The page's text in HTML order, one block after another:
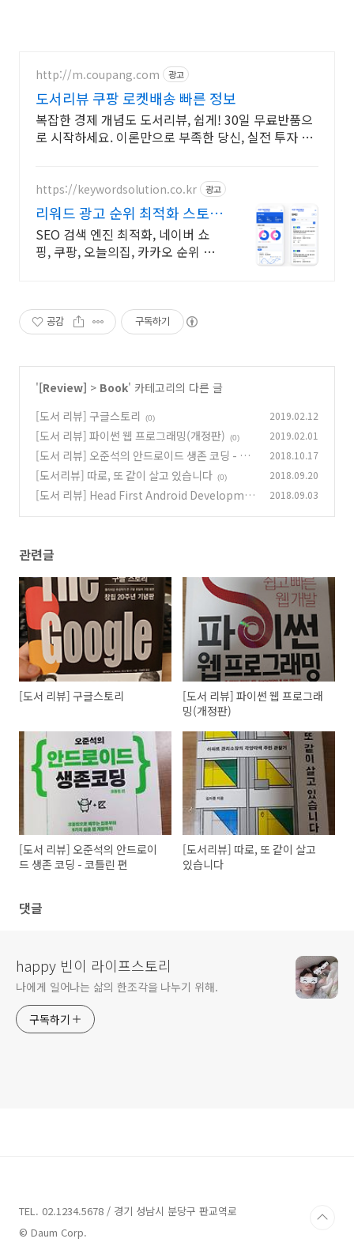
http://m.coupang.com 광고
도서리뷰 쿠팡 로켓배송 빠른 정보
복잡한 경제 개념도 도서리뷰, 쉽게! 30일 무료반품으
로 시작하세요. 이론만으로 부족한 당신, 실전 투자 전
https://keywordsolution.co.kr 광고
리워드 광고 순위 최적화 스토어
순위 광고 전문
SEO 검색 엔진 최적화, 네이버 쇼
핑, 쿠팡, 오늘의집, 카카오 순위 광
공감 구독하기
'[Review] > Book' 카테고리의 다른 글
[도서 리뷰] 구글스토리
(0) 2019.02.12
[도서 리뷰] 파이썬 웹 프로그래밍(개정판) (0) 2019.02.01
[도서 리뷰] 오준석의 안드로이드 생존 코딩 - 코
틀린 편 (0)
2018.10.17
[도서리뷰] 따로, 또 같이 살고 있습니다 (0) 2018.09.20
[도서 리뷰] Head First Android Developme
2018.09.03
관련글
[도서 리뷰] 구글스토리
[도서 리뷰] 파이썬 웹 프로그래
밍(개정판)
[도서 리뷰] 오준석의 안드로이
드 생존 코딩 - 코틀린 편
[도서리뷰] 따로, 또 같이 살고
있습니다
댓글
happy 빈이 라이프스토리
나에게 일어나는 삶의 한조각을 나누기 위해.
구독하기
TEL. 02.1234.5678 / 경기 성남시 분당구 판교역로
© Daum Corp.